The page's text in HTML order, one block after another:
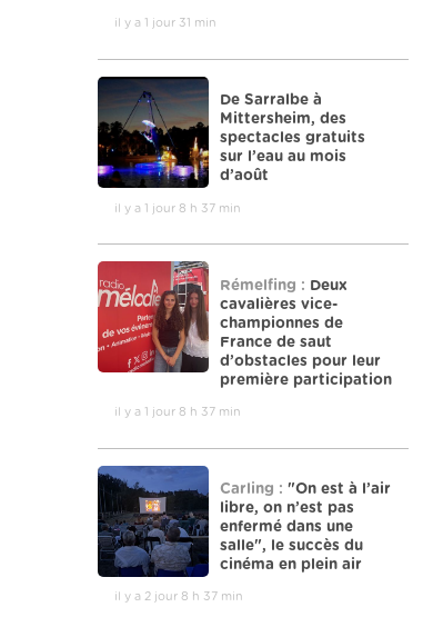
il y a 1 jour 31 min
De Sarralbe à
Mittersheim, des
spectacles gratuits
sur l’eau au mois
d’août
il y a 1 jour 8 h 37 min
Rémelfing : Deux
cavalières vice-
championnes de
France de saut
d’obstacles pour leur
première participation
il y a 1 jour 8 h 37 min
Carling : "On est à l’air
libre, on n’est pas
enfermé dans une
salle", le succès du
cinéma en plein air
il y a 2 jour 8 h 37 min